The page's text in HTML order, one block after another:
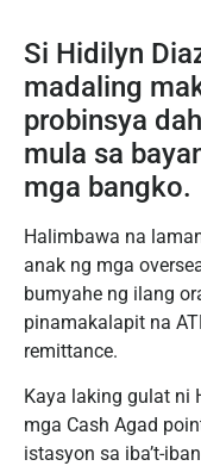
Si Hidilyn
madaling
probinsya
mula sa
mga bangko.
Halimbawa na
anak ng mga
bumyahe ng ilang
pinamakalapit na
remittance.
Kaya laking gulat ni
mga Cash Agad
istasyon sa iba’t-